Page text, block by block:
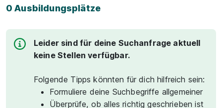
0 Ausbildungsplätze
Leider sind für deine Suchanfrage aktuell
keine Stellen verfügbar.
Folgende Tipps könnten für dich hilfreich sein:
Formuliere deine Suchbegriffe allgemeiner
Überprüfe, ob alles richtig geschrieben ist